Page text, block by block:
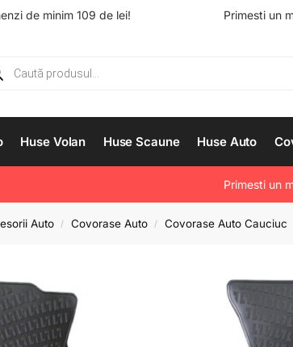
de minim 109 de lei! Primesti un
Huse Volan Huse Scaune Huse Auto
Primesti un
Auto / Covorase Auto / Covorase Auto Cauciuc